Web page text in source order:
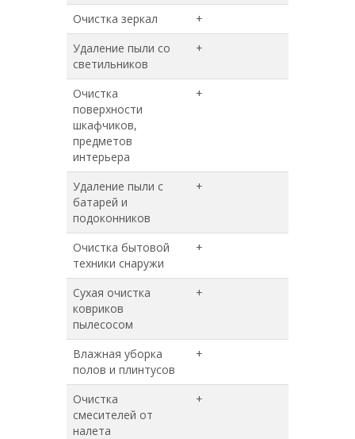
Очистка зеркал +
Удаление пыли со
светильников
+
Очистка
поверхности
шкафчиков,
предметов
интерьера
+
Удаление пыли с
батарей и
подоконников
+
Очистка бытовой
техники снаружи
+
Сухая очистка
ковриков
пылесосом
+
Влажная уборка
полов и плинтусов
+
Очистка
смесителей от
налета
+